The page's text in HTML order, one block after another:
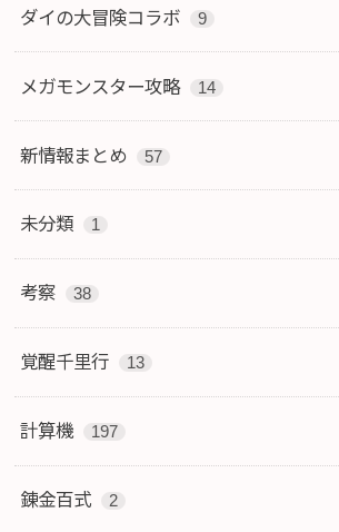
ダイの大冒険コラボ 9
メガモンスター攻略 14
新情報まとめ 57
未分類 1
考察 38
覚醒千里行 13
計算機 197
錬金百式 2